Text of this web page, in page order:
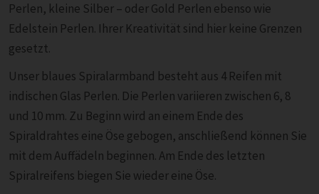
Perlen, kleine Silber – oder Gold Perlen ebenso wie
Edelstein Perlen. Ihrer Kreativität sind hier keine Grenzen
gesetzt.
Unser blaues Spiralarmband besteht aus 4 Reifen mit
indischen Glas Perlen. Die Perlen variieren zwischen 6, 8
und 10 mm. Zu Beginn wird an einem Ende des
Spiraldrahtes eine Öse gebogen, anschließend können Sie
mit dem Auffädeln beginnen. Am Ende des letzten
Spiralreifens biegen Sie wieder eine Öse.